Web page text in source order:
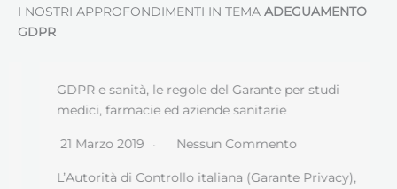
I NOSTRI APPROFONDIMENTI IN TEMA ADEGUAMENTO
GDPR
GDPR e sanità, le regole del Garante per studi
medici, farmacie ed aziende sanitarie
21 Marzo 2019 Nessun Commento
L’Autorità di Controllo italiana (Garante Privacy),